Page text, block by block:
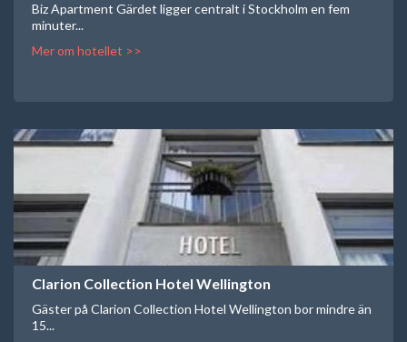
Biz Apartment Gärdet ligger centralt i Stockholm en fem
minuter...
Mer om hotellet >>
Clarion Collection Hotel Wellington
Gäster på Clarion Collection Hotel Wellington bor mindre än
15...